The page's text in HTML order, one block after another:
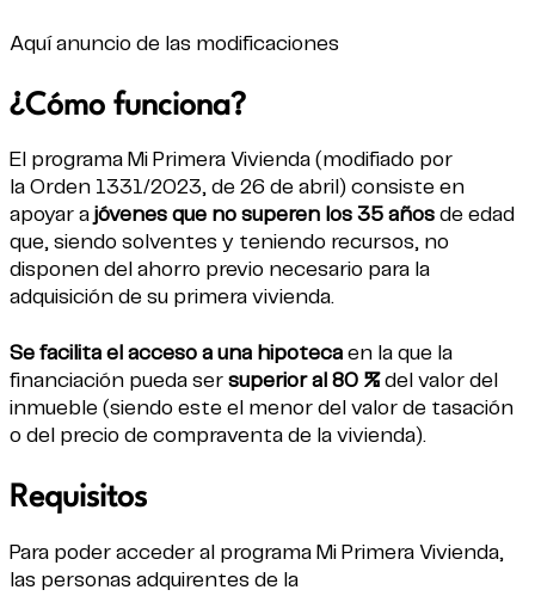
Aquí anuncio de las modificaciones
¿Cómo funciona?
El programa Mi Primera Vivienda (modifiado por
la Orden 1331/2023, de 26 de abril) consiste en
apoyar a jóvenes que no superen los 35 años de edad
que, siendo solventes y teniendo recursos, no
disponen del ahorro previo necesario para la
adquisición de su primera vivienda.
Se facilita el acceso a una hipoteca en la que la
financiación pueda ser superior al 80 % del valor del
inmueble (siendo este el menor del valor de tasación
o del precio de compraventa de la vivienda).
Requisitos
Para poder acceder al programa Mi Primera Vivienda,
las personas adquirentes de la